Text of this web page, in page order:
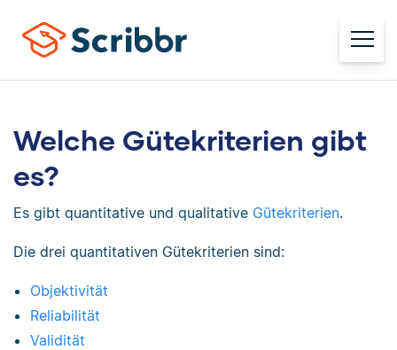
Welche Gütekriterien gibt
es?
Es gibt quantitative und qualitative Gütekriterien.
Die drei quantitativen Gütekriterien sind:
Objektivität
Reliabilität
Validität